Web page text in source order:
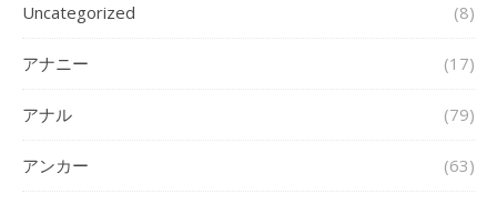
Uncategorized (8)
アナニー (17)
アナル (79)
アンカー (63)